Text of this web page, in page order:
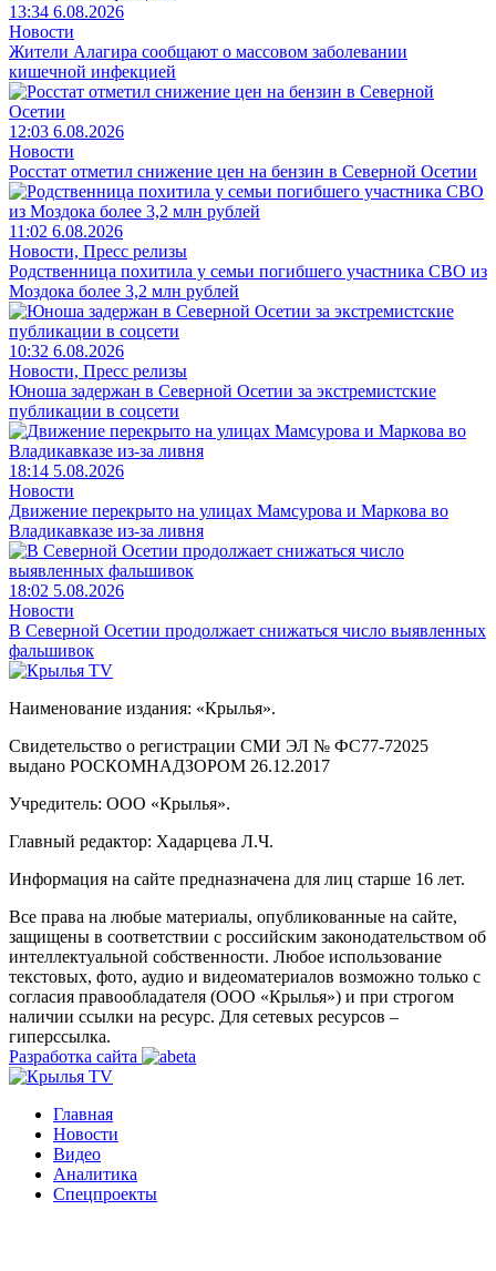
13:34 6.08.2026
Новости
Жители Алагира сообщают о массовом заболевании
кишечной инфекцией
12:03 6.08.2026
Новости
Росстат отметил снижение цен на бензин в Северной Осетии
11:02 6.08.2026
Новости, Пресс релизы
Родственница похитила у семьи погибшего участника СВО из
Моздока более 3,2 млн рублей
10:32 6.08.2026
Новости, Пресс релизы
Юноша задержан в Северной Осетии за экстремистские
публикации в соцсети
18:14 5.08.2026
Новости
Движение перекрыто на улицах Мамсурова и Маркова во
Владикавказе из-за ливня
18:02 5.08.2026
Новости
В Северной Осетии продолжает снижаться число выявленных
фальшивок
Наименование издания: «Крылья».
Свидетельство о регистрации СМИ ЭЛ № ФС77-72025
выдано РОСКОМНАДЗОРОМ 26.12.2017
Учредитель: ООО «Крылья».
Главный редактор: Хадарцева Л.Ч.
Информация на сайте предназначена для лиц старше 16 лет.
Все права на любые материалы, опубликованные на сайте,
защищены в соответствии с российским законодательством об
интеллектуальной собственности. Любое использование
текстовых, фото, аудио и видеоматериалов возможно только с
согласия правообладателя (ООО «Крылья») и при строгом
наличии ссылки на ресурс. Для сетевых ресурсов –
гиперссылка.
Разработка сайта
Главная
Новости
Видео
Аналитика
Спецпроекты